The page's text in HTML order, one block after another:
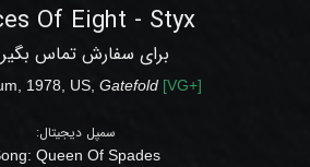
Of Eight - Styx
برای سفارش تماس
, 1978, US, Gatefold [VG+]
سمپل دیجیتال:
Queen Of Spades